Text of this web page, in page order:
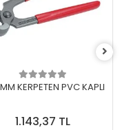
KERPETEN PVC KAPLI
1.143,37 TL